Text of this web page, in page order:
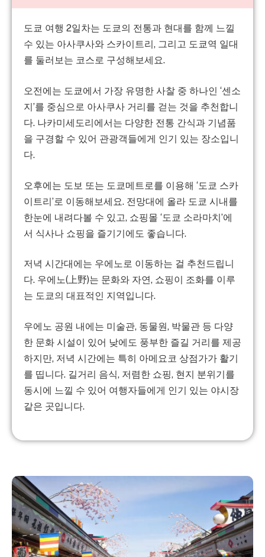
도쿄 여행 2일차는 도쿄의 전통과 현대를 함께 느낄
수 있는 아사쿠사와 스카이트리, 그리고 도쿄역 일대
를 둘러보는 코스로 구성해보세요.
오전에는 도쿄에서 가장 유명한 사찰 중 하나인 ‘센소
지’를 중심으로 아사쿠사 거리를 걷는 것을 추천합니
다. 나카미세도리에서는 다양한 전통 간식과 기념품
을 구경할 수 있어 관광객들에게 인기 있는 장소입니
다.
오후에는 도보 또는 도쿄메트로를 이용해 ‘도쿄 스카
이트리’로 이동해보세요. 전망대에 올라 도쿄 시내를
한눈에 내려다볼 수 있고, 쇼핑몰 ‘도쿄 소라마치’에
서 식사나 쇼핑을 즐기기에도 좋습니다.
저녁 시간대에는 우에노로 이동하는 걸 추천드립니
다. 우에노(上野)는 문화와 자연, 쇼핑이 조화를 이루
는 도쿄의 대표적인 지역입니다.
우에노 공원 내에는 미술관, 동물원, 박물관 등 다양
한 문화 시설이 있어 낮에도 풍부한 즐길 거리를 제공
하지만, 저녁 시간에는 특히 아메요코 상점가가 활기
를 띱니다. 길거리 음식, 저렴한 쇼핑, 현지 분위기를
동시에 느낄 수 있어 여행자들에게 인기 있는 야시장
같은 곳입니다.